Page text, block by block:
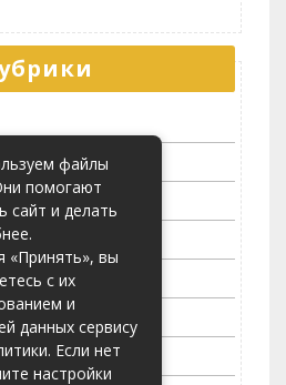
файлы
помогают
сайт и делать
«Принять», вы
с их
и
данных сервису
Если нет
настройки